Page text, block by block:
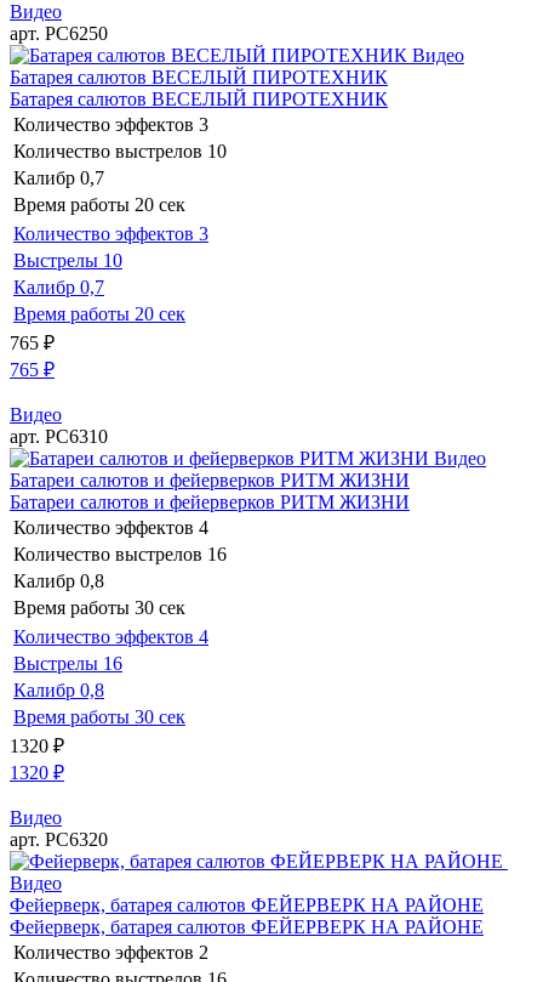
Видео
арт. РС6250
Видео
Батарея салютов ВЕСЕЛЫЙ ПИРОТЕХНИК
Батарея салютов ВЕСЕЛЫЙ ПИРОТЕХНИК
Количество эффектов 3
Количество выстрелов 10
Калибр 0,7
Время работы 20 сек
Количество эффектов 3
Выстрелы 10
Калибр 0,7
Время работы 20 сек
765 ₽
765 ₽
Видео
арт. РС6310
Видео
Батареи салютов и фейерверков РИТМ ЖИЗНИ
Батареи салютов и фейерверков РИТМ ЖИЗНИ
Количество эффектов 4
Количество выстрелов 16
Калибр 0,8
Время работы 30 сек
Количество эффектов 4
Выстрелы 16
Калибр 0,8
Время работы 30 сек
1320 ₽
1320 ₽
Видео
арт. РС6320
Видео
Фейерверк, батарея салютов ФЕЙЕРВЕРК НА РАЙОНЕ
Фейерверк, батарея салютов ФЕЙЕРВЕРК НА РАЙОНЕ
Количество эффектов 2